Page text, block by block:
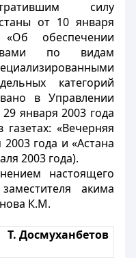
силу
от 10 января
обеспечении
по видам
категорий
в Управлении
января 2003 года
«Вечерняя
года и «Астана
2003 года).
настоящего
акима
К.М.
Т. Досмуханбетов